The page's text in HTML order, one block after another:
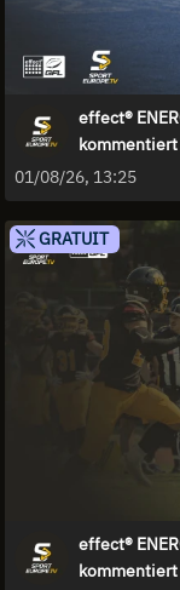
effect®
kommentiert
01/08/26, 13:25
GRATUIT
effect®
kommentiert